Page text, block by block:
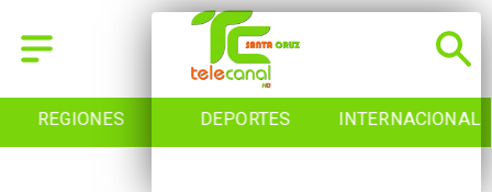
REGIONES DEPORTES INTERNACIONAL